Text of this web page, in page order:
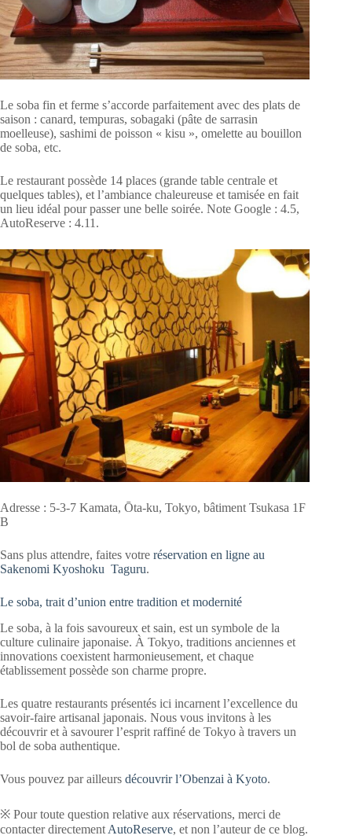
Le soba fin et ferme s’accorde parfaitement avec des plats de
saison : canard, tempuras, sobagaki (pâte de sarrasin
moelleuse), sashimi de poisson « kisu », omelette au bouillon
de soba, etc.
Le restaurant possède 14 places (grande table centrale et
quelques tables), et l’ambiance chaleureuse et tamisée en fait
un lieu idéal pour passer une belle soirée. Note Google : 4.5,
AutoReserve : 4.11.
Adresse : 5-3-7 Kamata, Ōta-ku, Tokyo, bâtiment Tsukasa 1F
B
Sans plus attendre, faites votre réservation en ligne au
Sakenomi Kyoshoku Taguru.
Le soba, trait d’union entre tradition et modernité
Le soba, à la fois savoureux et sain, est un symbole de la
culture culinaire japonaise. À Tokyo, traditions anciennes et
innovations coexistent harmonieusement, et chaque
établissement possède son charme propre.
Les quatre restaurants présentés ici incarnent l’excellence du
savoir-faire artisanal japonais. Nous vous invitons à les
découvrir et à savourer l’esprit raffiné de Tokyo à travers un
bol de soba authentique.
Vous pouvez par ailleurs découvrir l’Obenzai à Kyoto.
※ Pour toute question relative aux réservations, merci de
contacter directement AutoReserve, et non l’auteur de ce blog.